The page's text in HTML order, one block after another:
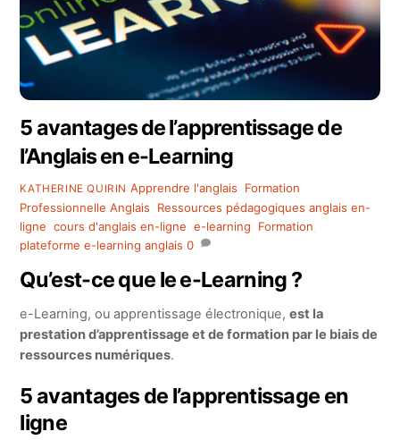
5 avantages de l’apprentissage de
l’Anglais en e-Learning
KATHERINE QUIRIN Apprendre l'anglais
Formation
Professionnelle Anglais
Ressources pédagogiques anglais en-
ligne ,cours d'anglais en-ligne ,e-learning Formation
plateforme e-learning anglais 0
Qu’est-ce que le e-Learning ?
e-Learning, ou apprentissage électronique,est la
prestation d’apprentissage et de formation par le biais de
ressources numériques.
5 avantages de l’apprentissage en
ligne